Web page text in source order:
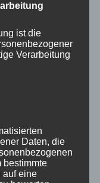
ist die
Verarbeitung
Daten, die
bestimmte
auf eine